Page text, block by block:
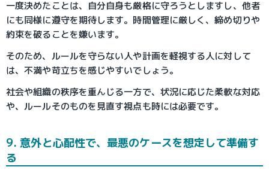
一度決めたことは、自分自身も厳格に守ろうとしますし、他者
にも同様に遵守を期待します。時間管理に厳しく、締め切りや
約束を破ることを嫌います。
そのため、ルールを守らない人や計画を軽視する人に対して
は、不満や苛立ちを感じやすいでしょう。
社会や組織の秩序を重んじる一方で、状況に応じた柔軟な対応
や、ルールそのものを見直す視点も時には必要です。
9. 意外と心配性で、最悪のケースを想定して準備す
る